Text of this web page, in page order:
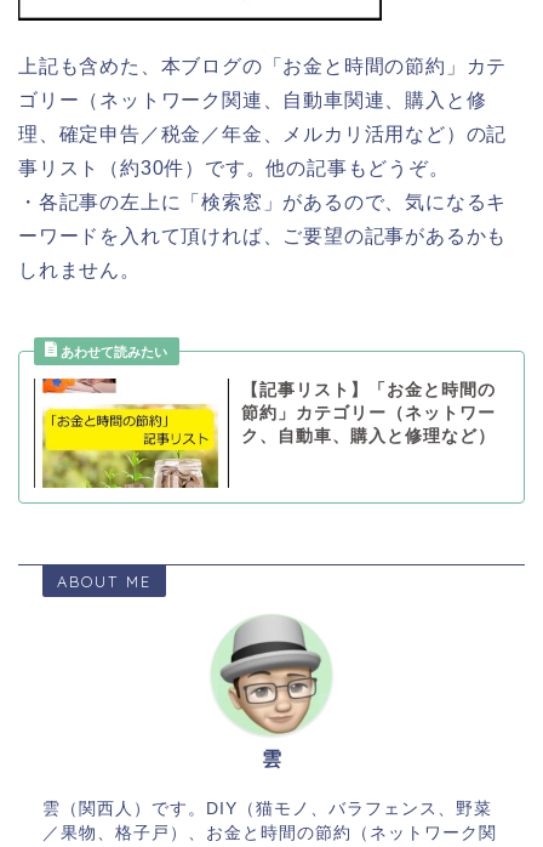
上記も含めた、本ブログの「お金と時間の節約」カテ
ゴリー（ネットワーク関連、自動車関連、購入と修
理、確定申告／税金／年金、メルカリ活用など）の記
事リスト（約30件）です。他の記事もどうぞ。
・各記事の左上に「検索窓」があるので、気になるキ
ーワードを入れて頂ければ、ご要望の記事があるかも
しれません。
【記事リスト】「お金と時間の
節約」カテゴリー（ネットワー
ク、自動車、購入と修理など）
ABOUT ME
雲
雲（関西人）です。DIY（猫モノ、バラフェンス、野菜
／果物、格子戸）、お金と時間の節約（ネットワーク関